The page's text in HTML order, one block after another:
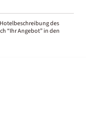
des
“Ihr Angebot” in den